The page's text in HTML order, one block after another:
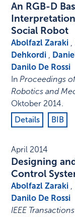
An RGB-D
Social Robot
Abolfazl Zaraki ,
Dehkordi ,
Danilo De Rossi
InProceedings
Robotics and
Oktober 2014.
Details
BIB
April 2014
Designing
Control
Abolfazl Zaraki ,
Danilo De Rossi
IEEE